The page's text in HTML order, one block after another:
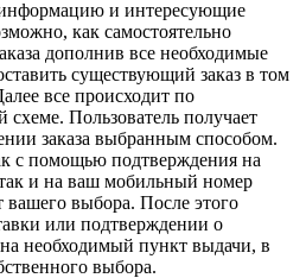
и интересующие
как самостоятельно
дополнив все необходимые
существующий заказ в том
все происходит по
схеме. Пользователь получает
заказа выбранным способом.
с помощью подтверждения на
и на ваш мобильный номер
вашего выбора. После этого
или подтверждении о
на необходимый пункт выдачи, в
выбора.